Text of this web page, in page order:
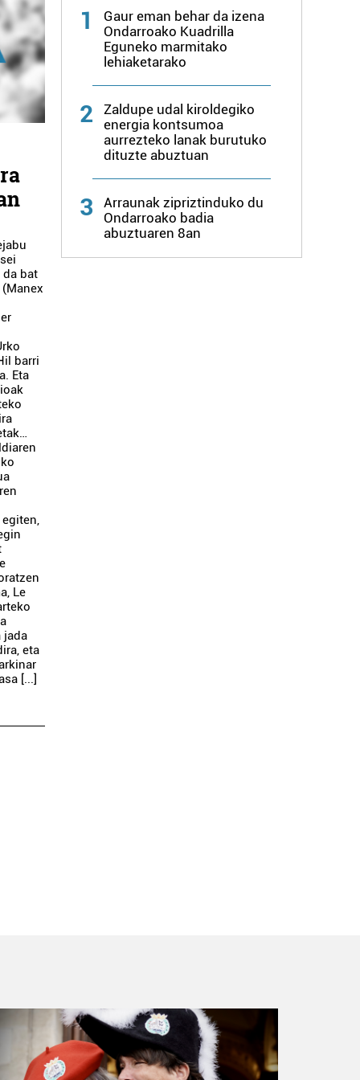
da bat
barri
Eta
Le
jada
eta
[...]
1
Gaur eman behar da izena
Ondarroako Kuadrilla
Eguneko marmitako
lehiaketarako
2
Zaldupe udal kiroldegiko
energia kontsumoa
aurrezteko lanak burutuko
dituzte abuztuan
3
Arraunak zipriztinduko du
Ondarroako badia
abuztuaren 8an